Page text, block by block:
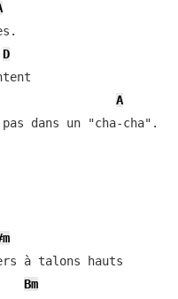
D
A
dans un "cha-cha".
Bm